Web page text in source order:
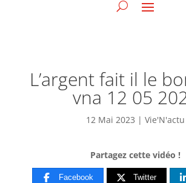
L’argent fait il le
vna 12 05
12 Mai 2023 |Vie'N'actu
Partagez cette vidéo !
Facebook Twitter